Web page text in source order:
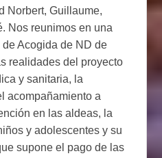
Norbert, Guillaume,
Nos reunimos en una
Acogida de ND de
realidades del proyecto
y sanitaria, la
acompañamiento a
en las aldeas, la
y adolescentes y su
supone el pago de las